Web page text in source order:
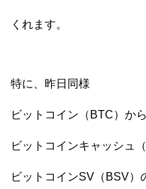
くれます。
特に、昨日同様
ビットコイン（BTC）か
ビットコインキャッシュ（
ビットコインSV（BSV）